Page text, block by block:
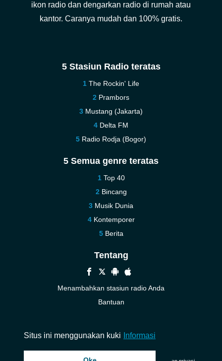
ikon radio dan dengarkan radio di rumah atau
kantor. Caranya mudah dan 100% gratis.
5 Stasiun Radio teratas
The Rockin' Life
Prambors
Mustang (Jakarta)
Delta FM
Radio Rodja (Bogor)
5 Semua genre teratas
Top 40
Bincang
Musik Dunia
Kontemporer
Berita
Tentang
Menambahkan stasiun radio Anda
Bantuan
Situs ini menggunakan kuki Informasi